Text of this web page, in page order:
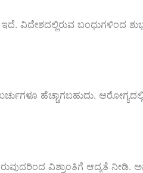
ವಿದೇಶದಲ್ಲಿರುವ ಬಂಧುಗಳಿಂದ ಶುಭ
ಹೆಚ್ಚಾಗಬಹುದು.
ವಿಶ್ರಾಂತಿಗೆ ಆದ್ಯತೆ ನೀಡಿ.